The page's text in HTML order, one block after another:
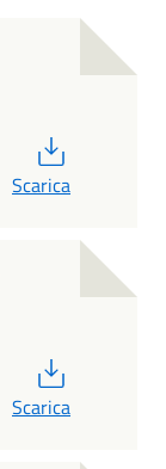
Scarica
Scarica